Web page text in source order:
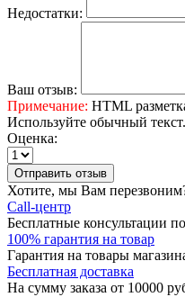
Недостатки:
Ваш отзыв:
Примечание: HTML
Используйте обычный текст.
Оценка:
Отправить отзыв
Хотите, мы Вам
Call-центр
Бесплатные консультации
100% гарантия на товар
Гарантия на товары
Бесплатная доставка
На сумму заказа от 10000